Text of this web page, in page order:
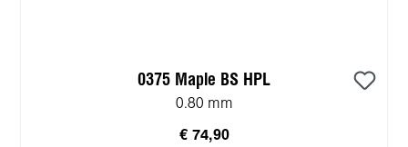
0375 Maple BS HPL
0.80 mm
€ 74,90